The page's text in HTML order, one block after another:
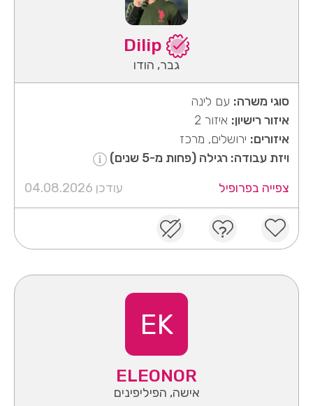
גבר, הודו
סוגי משרה: עם לינה
איזור רישיון: איזור 2
איזורים: ירושלים, מרכז
ויזת עבודה: רגילה (פחות מ-5 שנים)
צפייה בפרופיל
עודכן 04.08.2026
EK
ELEONOR
אישה, הפיליפינים